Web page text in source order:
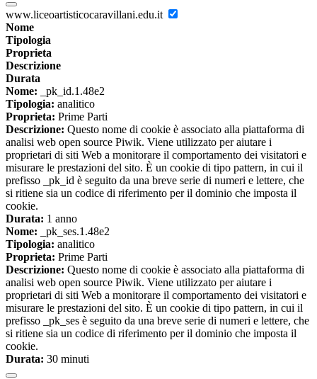
www.liceoartisticocaravillani.edu.it
Nome
Tipologia
Proprieta
Descrizione
Durata
Nome: _pk_id.1.48e2
Tipologia: analitico
Proprieta: Prime Parti
Descrizione: Questo nome di cookie è associato alla piattaforma di
analisi web open source Piwik. Viene utilizzato per aiutare i
proprietari di siti Web a monitorare il comportamento dei visitatori e
misurare le prestazioni del sito. È un cookie di tipo pattern, in cui il
prefisso _pk_id è seguito da una breve serie di numeri e lettere, che
si ritiene sia un codice di riferimento per il dominio che imposta il
cookie.
Durata: 1 anno
Nome: _pk_ses.1.48e2
Tipologia: analitico
Proprieta: Prime Parti
Descrizione: Questo nome di cookie è associato alla piattaforma di
analisi web open source Piwik. Viene utilizzato per aiutare i
proprietari di siti Web a monitorare il comportamento dei visitatori e
misurare le prestazioni del sito. È un cookie di tipo pattern, in cui il
prefisso _pk_ses è seguito da una breve serie di numeri e lettere, che
si ritiene sia un codice di riferimento per il dominio che imposta il
cookie.
Durata: 30 minuti